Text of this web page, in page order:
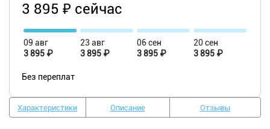
3 895 ₽ сейчас
09 авг
3 895 ₽
23 авг
3 895 ₽
06 сен
3 895 ₽
20 сен
3 895 ₽
Без переплат
Характеристики Описание Отзывы